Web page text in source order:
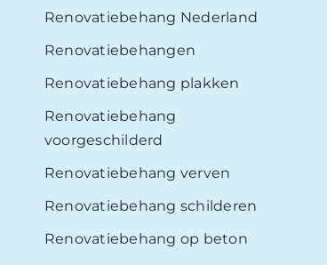
Renovatiebehang Nederland
Renovatiebehangen
Renovatiebehang plakken
Renovatiebehang
voorgeschilderd
Renovatiebehang verven
Renovatiebehang schilderen
Renovatiebehang op beton